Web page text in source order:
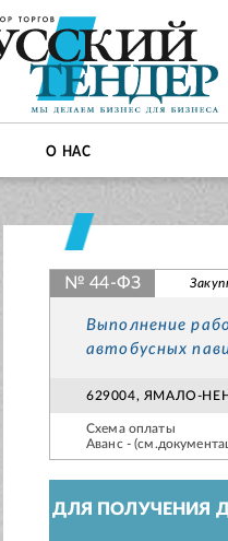
О НАС
№ 44-ФЗ
Выполнение
автобусных
629004, ЯМАЛО-
Схема оплаты
Аванс -
ДЛЯ ПОЛУЧЕНИЯ